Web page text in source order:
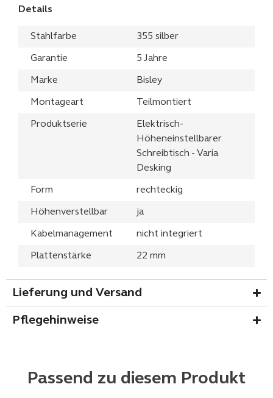
Details
Stahlfarbe 355 silber
Garantie 5 Jahre
Marke Bisley
Montageart Teilmontiert
Produktserie
Elektrisch-
Höheneinstellbarer
Schreibtisch - Varia
Desking
Form rechteckig
Höhenverstellbar ja
Kabelmanagement nicht integriert
Plattenstärke 22 mm
Lieferung und Versand
Pflegehinweise
Passend zu diesem Produkt